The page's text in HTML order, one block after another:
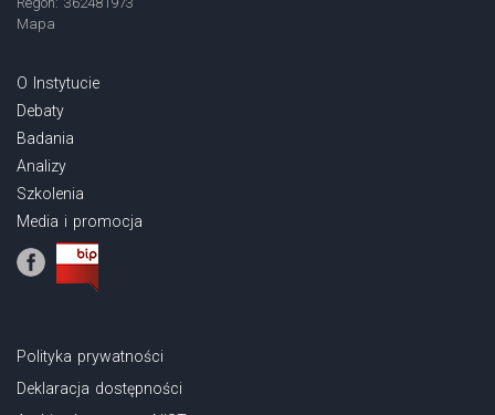
Mapa
O Instytucie
Debaty
Badania
Analizy
Szkolenia
Media i promocja
Polityka prywatności
Deklaracja dostępności